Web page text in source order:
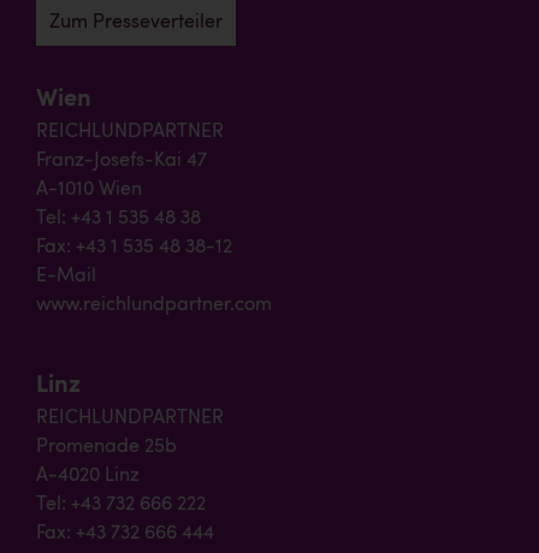
Zum Presseverteiler
Wien
REICHLUNDPARTNER
Franz-Josefs-Kai 47
A-1010 Wien
Tel: +43 1 535 48 38
Fax: +43 1 535 48 38-12
E-Mail
www.reichlundpartner.com
Linz
REICHLUNDPARTNER
Promenade 25b
A-4020 Linz
Tel: +43 732 666 222
Fax: +43 732 666 444